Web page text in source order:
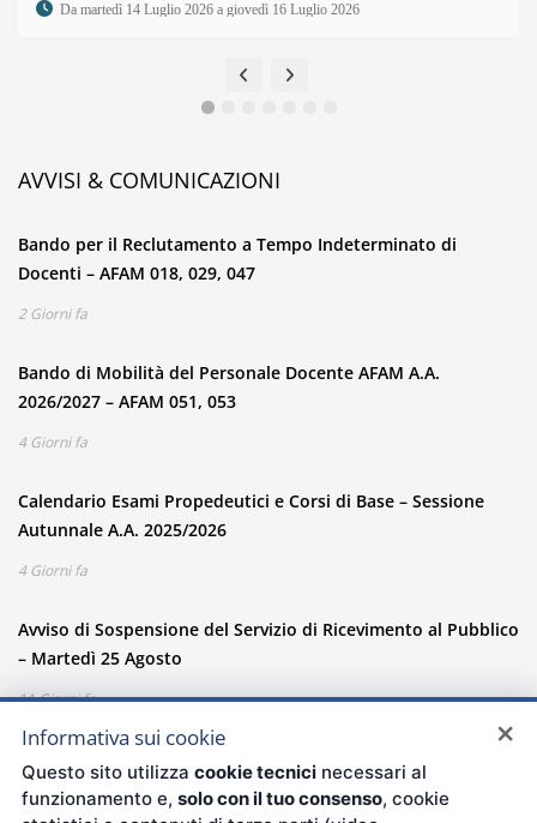
Da martedì 14 Luglio 2026 a giovedì 16 Luglio 2026
AVVISI & COMUNICAZIONI
Bando per il Reclutamento a Tempo Indeterminato di
Docenti – AFAM 018, 029, 047
2 Giorni fa
Bando di Mobilità del Personale Docente AFAM A.A.
2026/2027 – AFAM 051, 053
4 Giorni fa
Calendario Esami Propedeutici e Corsi di Base – Sessione
Autunnale A.A. 2025/2026
4 Giorni fa
Avviso di Sospensione del Servizio di Ricevimento al Pubblico
– Martedì 25 Agosto
11 Giorni fa
Informativa sui cookie
Questo sito utilizza cookie tecnicinecessari al
funzionamento e, solo con il tuo consenso, cookie
×